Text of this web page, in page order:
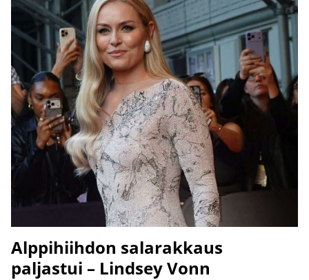
Alppihiihdon salarakkaus
paljastui – Lindsey Vonn